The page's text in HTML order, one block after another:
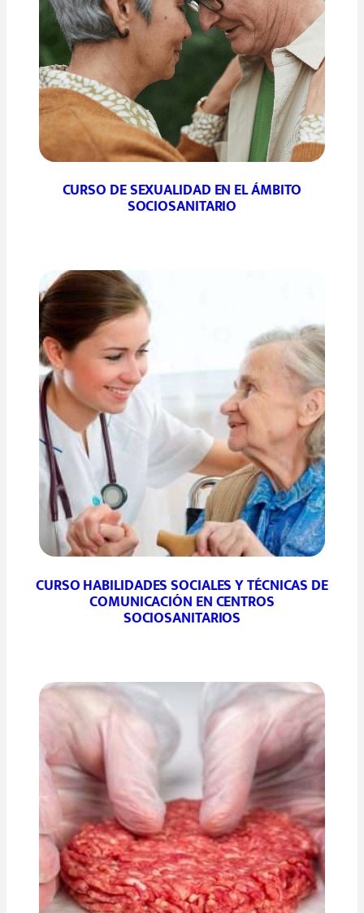
CURSO DE SEXUALIDAD EN EL ÁMBITO
SOCIOSANITARIO
CURSO HABILIDADES SOCIALES Y TÉCNICAS DE
COMUNICACIÓN EN CENTROS
SOCIOSANITARIOS